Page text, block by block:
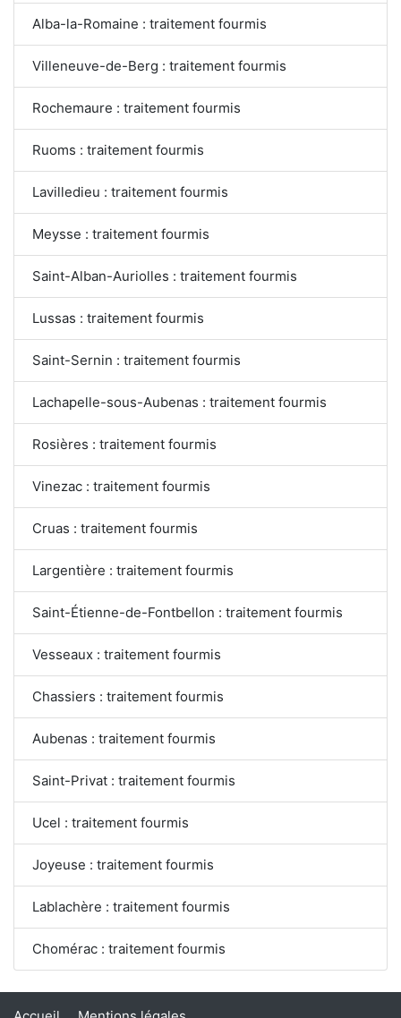
Alba-la-Romaine : traitement fourmis
Villeneuve-de-Berg : traitement fourmis
Rochemaure : traitement fourmis
Ruoms : traitement fourmis
Lavilledieu : traitement fourmis
Meysse : traitement fourmis
Saint-Alban-Auriolles : traitement fourmis
Lussas : traitement fourmis
Saint-Sernin : traitement fourmis
Lachapelle-sous-Aubenas : traitement fourmis
Rosières : traitement fourmis
Vinezac : traitement fourmis
Cruas : traitement fourmis
Largentière : traitement fourmis
Saint-Étienne-de-Fontbellon : traitement fourmis
Vesseaux : traitement fourmis
Chassiers : traitement fourmis
Aubenas : traitement fourmis
Saint-Privat : traitement fourmis
Ucel : traitement fourmis
Joyeuse : traitement fourmis
Lablachère : traitement fourmis
Chomérac : traitement fourmis